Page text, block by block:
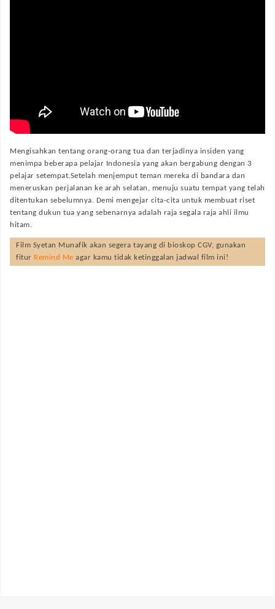
Mengisahkan tentang orang-orang tua dan terjadinya insiden yang
menimpa beberapa pelajar Indonesia yang akan bergabung dengan 3
pelajar setempat.Setelah menjemput teman mereka di bandara dan
meneruskan perjalanan ke arah selatan, menuju suatu tempat yang telah
ditentukan sebelumnya. Demi mengejar cita-cita untuk membuat riset
tentang dukun tua yang sebenarnya adalah raja segala raja ahli ilmu
hitam.
Film Syetan Munafik akan segera tayang di bioskop CGV, gunakan
fitur Remind Me agar kamu tidak ketinggalan jadwal film ini!